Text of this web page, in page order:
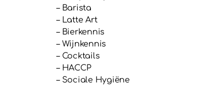
– Barista
– Latte Art
– Bierkennis
– Wijnkennis
– Cocktails
– HACCP
– Sociale Hygiëne